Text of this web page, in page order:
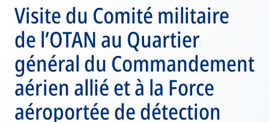
Visite du Comité militaire
de l’OTAN au Quartier
général du Commandement
aérien allié et à la Force
aéroportée de détection